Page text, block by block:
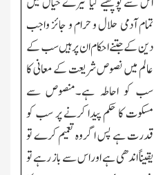
تمام آدمی حلال و حرام و جائز واجب
دین کے جتنے احکام ان پر ہیں سب کے
عالم میں نصوص شریعت کے معانی کا
سب کو احاطہ ہے۔منصوص سے
مسکوت کا حکم پیدا کرنے پر سب کو
قدرت ہے پس اگر وہ تعمیم کرے تو
یقیناً اندھی ہے اور اس سے باز رہے تو